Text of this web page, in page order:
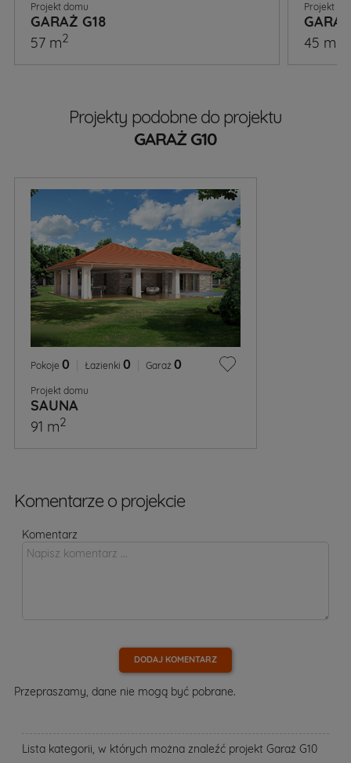
Projekt domu
GARAŻ G18
57 m2
Projekt
45 m
Projekty podobne do projektu
GARAŻ G10
Pokoje 0 Łazienki 0 Garaż 0
Projekt domu
SAUNA
91 m2
Komentarze o projekcie
Komentarz
DODAJ KOMENTARZ
Przepraszamy, dane nie mogą być pobrane.
Lista kategorii, w których można znaleźć projekt Garaż G10